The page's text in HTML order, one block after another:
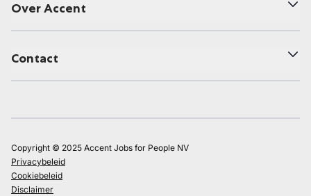
Over Accent
Contact
Copyright © 2025 Accent Jobs for People NV
Privacybeleid
Cookiebeleid
Disclaimer